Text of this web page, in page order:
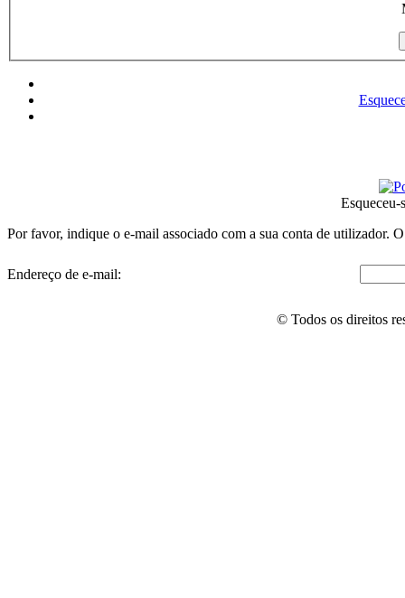
Esqueceu-
Por favor, indique o e-mail associado com a sua conta de utilizador.
Endereço de e-mail:
© Todos os direitos